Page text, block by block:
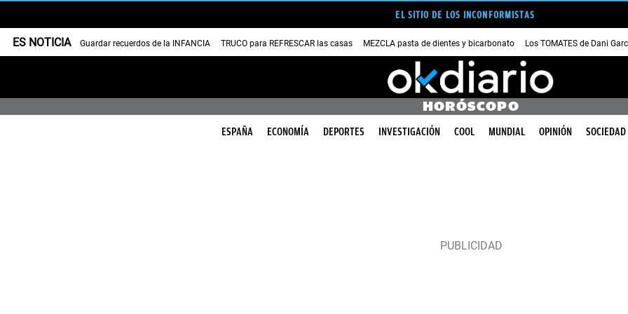
EL SITIO DE LOS INCONFORMISTAS
ES NOTICIA Guardar recuerdos de la INFANCIA TRUCO para REFRESCAR las casas MEZCLA pasta de dientes y bicarbonato Los TOMATES de Dani
HORÓSCOPO
ESPAÑA ECONOMÍA DEPORTES INVESTIGACIÓN COOL MUNDIAL OPINIÓN SOCIEDAD